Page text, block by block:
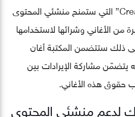
عن منصة “Creator Music” التي ستمنح منشئي المحتوى
من الأغاني وشرائها لاستخدامها
ذلك ستتضمن المكتبة أغان
يتضمّن مشاركة الإيرادات بين
حقوق هذه الأغاني.
لدعم منشئي المحتوى